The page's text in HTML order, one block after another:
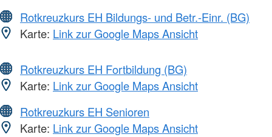
Rotkreuzkurs EH Bildungs- und Betr.-Einr. (BG)
Karte: Link zur Google Maps Ansicht
Rotkreuzkurs EH Fortbildung (BG)
Karte: Link zur Google Maps Ansicht
Rotkreuzkurs EH Senioren
Karte: Link zur Google Maps Ansicht